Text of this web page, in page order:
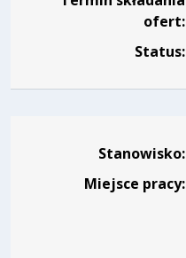
ofert:
Status:
Stanowisko:
Miejsce pracy: